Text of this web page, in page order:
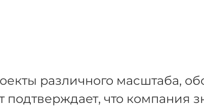
различного масштаба,
что компания